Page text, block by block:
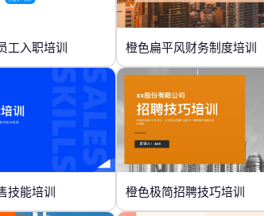
工入职培训 橙色扁平风财务制度培训
技能培训 橙色极简招聘技巧培训